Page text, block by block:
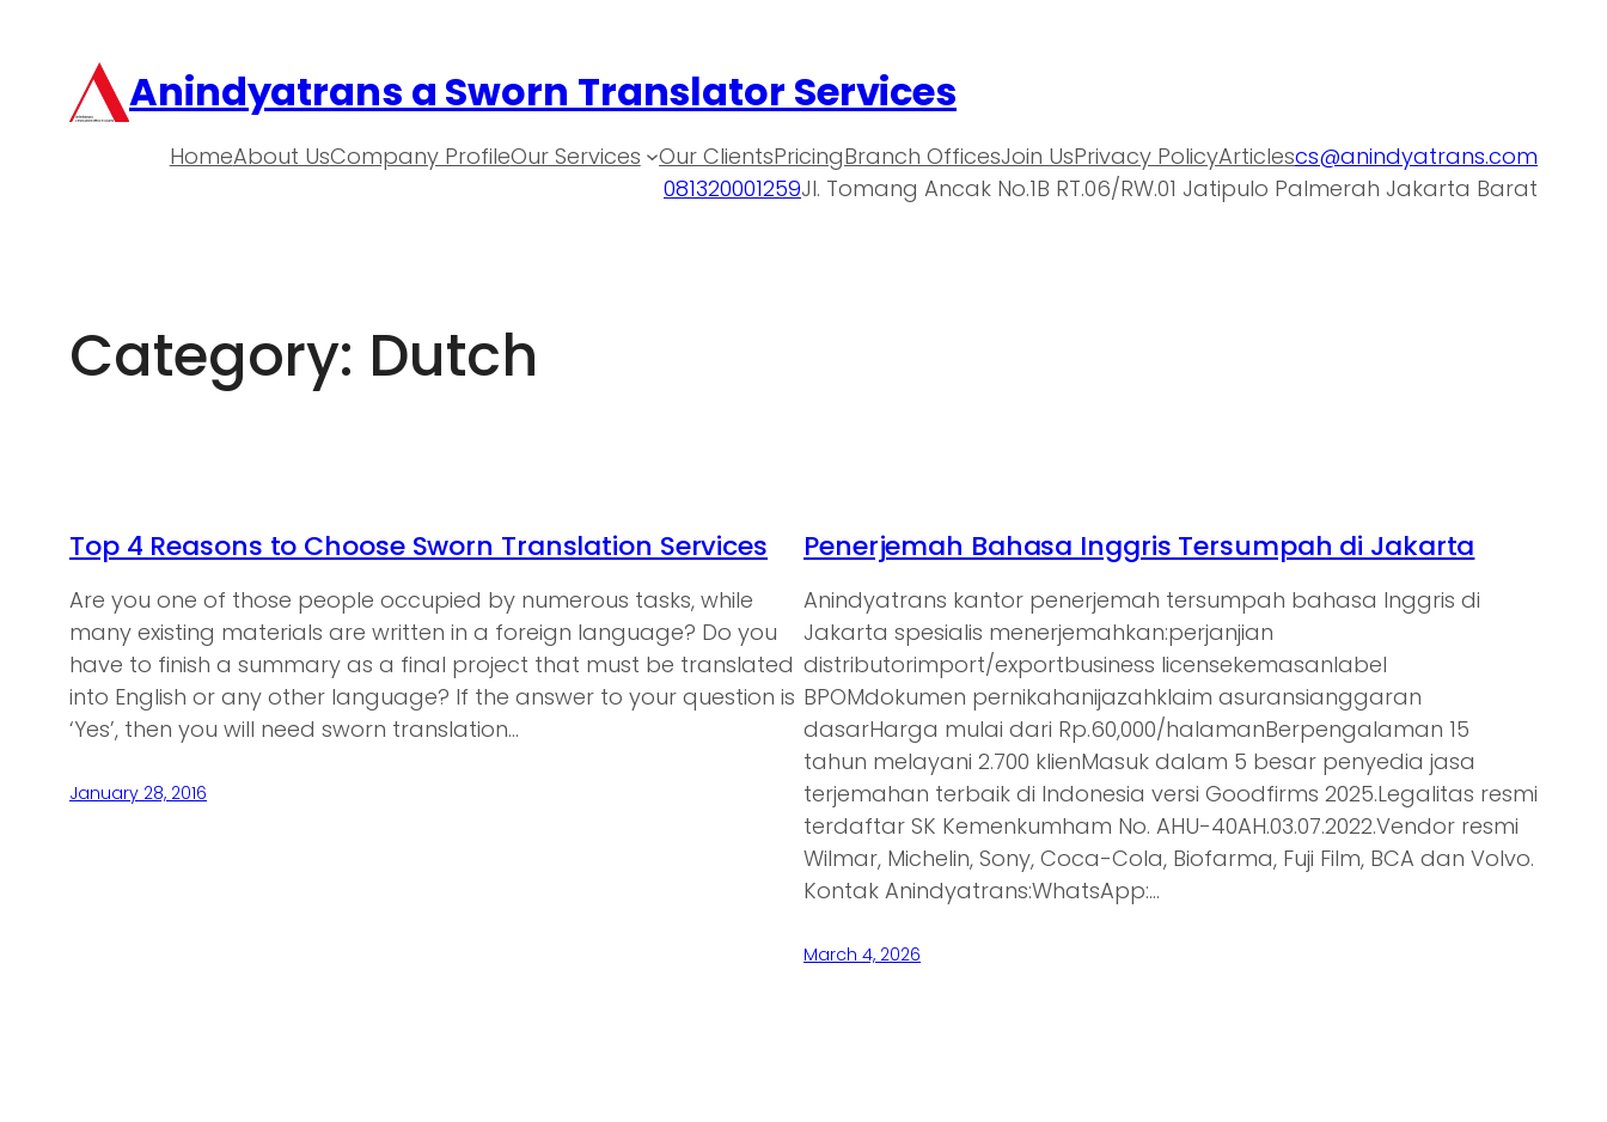
Anindyatrans a Sworn Translator Services
HomeAbout UsCompany ProfileOur Services Our ClientsPricingBranch OfficesJoin UsPrivacy PolicyArticlescs@anindyatrans.com
081320001259Jl. Tomang Ancak No.1B RT.06/RW.01 Jatipulo Palmerah Jakarta Barat
Category: Dutch
Top 4 Reasons to Choose Sworn Translation Services
Are you one of those people occupied by numerous tasks, while
many existing materials are written in a foreign language? Do you
have to finish a summary as a final project that must be translated
into English or any other language? If the answer to your question is
‘Yes’, then you will need sworn translation…
January 28, 2016
Penerjemah Bahasa Inggris Tersumpah di Jakarta
Anindyatrans kantor penerjemah tersumpah bahasa Inggris di
Jakarta spesialis menerjemahkan:perjanjian
distributorimport/exportbusiness licensekemasanlabel
BPOMdokumen pernikahanijazahklaim asuransianggaran
dasarHarga mulai dari Rp.60,000/halamanBerpengalaman 15
tahun melayani 2.700 klienMasuk dalam 5 besar penyedia jasa
terjemahan terbaik di Indonesia versi Goodfirms 2025.Legalitas resmi
terdaftar SK Kemenkumham No. AHU-40AH.03.07.2022.Vendor resmi
Wilmar, Michelin, Sony, Coca-Cola, Biofarma, Fuji Film, BCA dan Volvo.
Kontak Anindyatrans:WhatsApp:…
March 4, 2026